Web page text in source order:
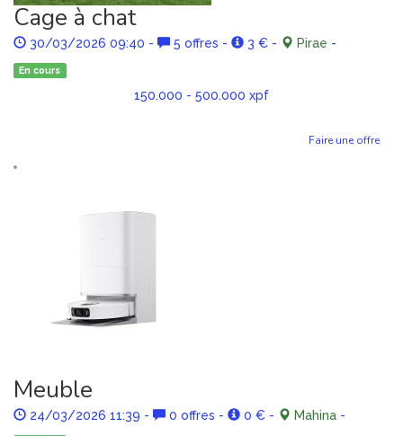
Cage à chat
30/03/2026 09:40 - 5 offres - 3 € - Pirae -
En cours
150.000 - 500.000 xpf
Faire une offre
Meuble
24/03/2026 11:39 - 0 offres - 0 € - Mahina -